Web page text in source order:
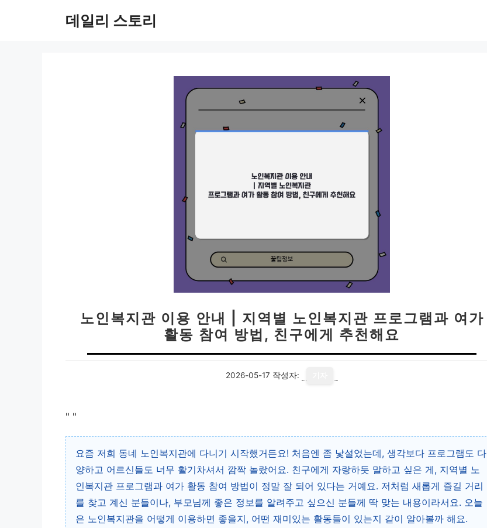
데일리 스토리
노인복지관 이용 안내 | 지역별 노인복지관 프로그램과 여가
활동 참여 방법, 친구에게 추천해요
2026-05-17 작성자:
" "
요즘 저희 동네 노인복지관에 다니기 시작했거든요! 처음엔 좀 낯설었는데, 생각보다 프로그램도 다
양하고 어르신들도 너무 활기차셔서 깜짝 놀랐어요. 친구에게 자랑하듯 말하고 싶은 게, 지역별 노
인복지관 프로그램과 여가 활동 참여 방법이 정말 잘 되어 있다는 거예요. 저처럼 새롭게 즐길 거리
를 찾고 계신 분들이나, 부모님께 좋은 정보를 알려주고 싶으신 분들께 딱 맞는 내용이라서요. 오늘
은 노인복지관을 어떻게 이용하면 좋을지, 어떤 재미있는 활동들이 있는지 같이 알아볼까 해요.